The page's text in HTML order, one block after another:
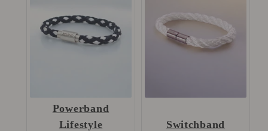
Powerband
Lifestyle
Switchband